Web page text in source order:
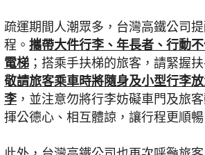
疏運期間人潮眾多，台灣高鐵公司
程。 攜帶大件行李、年長者、行動
電梯 ；搭乘手扶梯的旅客，請緊握
敬請旅客乘車時將隨身及小型行李
李 ，並注意勿將行李妨礙車門及旅
揮公德心、相互體諒，讓行程更順